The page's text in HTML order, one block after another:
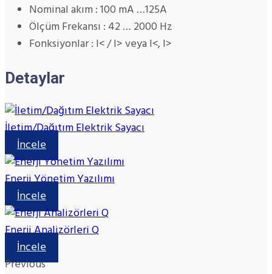
Nominal akım : 100 mA …125A
Ölçüm Frekansı : 42 … 2000 Hz
Fonksiyonlar : I< / I> veya I<, I>
Detaylar
İletim/Dağıtım Elektrik Sayacı
İncele
Enerji Yönetim Yazılımı
İncele
Enerji Analizörleri Q
İncele
Previous